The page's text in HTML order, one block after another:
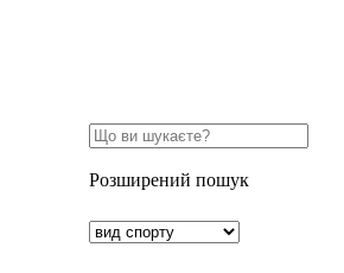
Розширений пошук